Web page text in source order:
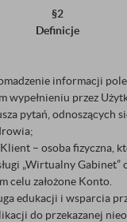
§2
Definicje
informacji
wypełnieniu przez
pytań, odnoszących
– osoba fizyczna,
„Wirtualny Gabinet”
celu założone Konto.
edukacji i wsparcia
do przekazanej